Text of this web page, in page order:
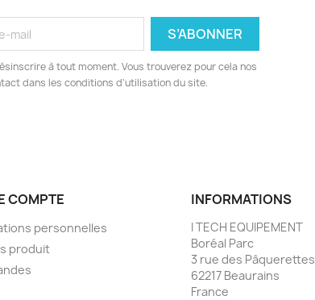
à tout moment. Vous trouverez pour cela nos
dans les conditions d'utilisation du site.
COMPTE
personnelles
produit
INFORMATIONS
I TECH EQUIPEMENT
Boréal Parc
3 rue des Pâquerettes
62217 Beaurains
France